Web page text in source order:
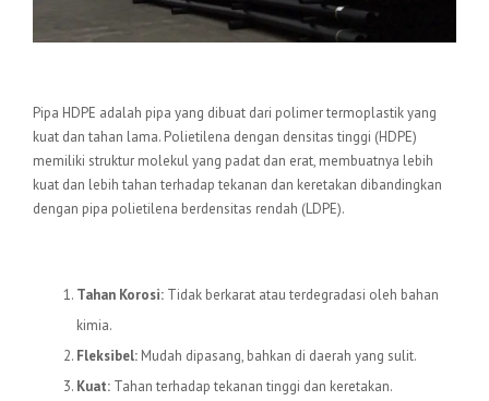
Pipa HDPE adalah pipa yang dibuat dari polimer termoplastik yang
kuat dan tahan lama. Polietilena dengan densitas tinggi (HDPE)
memiliki struktur molekul yang padat dan erat, membuatnya lebih
kuat dan lebih tahan terhadap tekanan dan keretakan dibandingkan
dengan pipa polietilena berdensitas rendah (LDPE).
Tahan Korosi: Tidak berkarat atau terdegradasi oleh bahan
kimia.
Fleksibel: Mudah dipasang, bahkan di daerah yang sulit.
Kuat: Tahan terhadap tekanan tinggi dan keretakan.